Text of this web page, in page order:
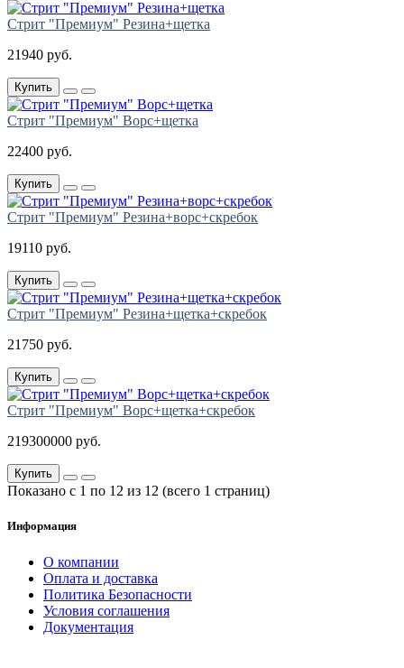
Стрит "Премиум" Резина+щетка
21940 руб.
Купить
Стрит "Премиум" Ворс+щетка
22400 руб.
Купить
Стрит "Премиум" Резина+ворс+скребок
19110 руб.
Купить
Стрит "Премиум" Резина+щетка+скребок
21750 руб.
Купить
Стрит "Премиум" Ворс+щетка+скребок
219300000 руб.
Купить
Показано с 1 по 12 из 12 (всего 1 страниц)
Информация
О компании
Оплата и доставка
Политика Безопасности
Условия соглашения
Документация